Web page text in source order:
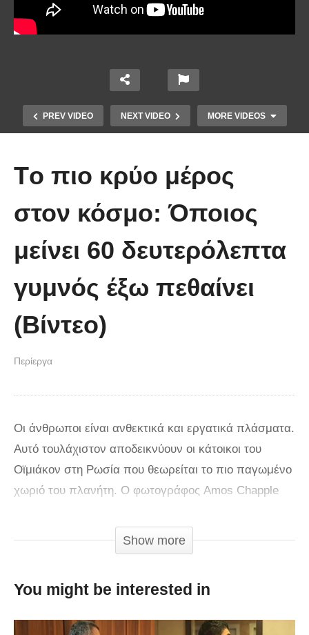
PREV VIDEO NEXT VIDEO MORE VIDEOS
10 από τα πιο ασυνήθιστα
ουρανό
Tο πιο κρύο μέρος
στον κόσμο: Όποιος
μείνει 60 δευτερόλεπτα
γυμνός έξω πεθαίνει
(Βίντεο)
Περίεργα
Οι άνθρωποι είναι ανθεκτικά και εργατικά πλάσματα.
Αυτό τουλάχιστον αποδεικνύουν οι κάτοικοι του
Οϊμιάκον στη Ρωσία που θεωρείται το πιο παγωμένο
χωριό του πλανήτη. Ο φωτογράφος Amos Chapple
θερμοκρασίες φτάνουν τους μείον 50 βαθμούς
Κελσίου ενώ το ρεκόρ των χαμηλότερων
θερμόμετρα έδειξαν μείον 71 βαθμούς. Ο Chapple
Show more
You might be interested in